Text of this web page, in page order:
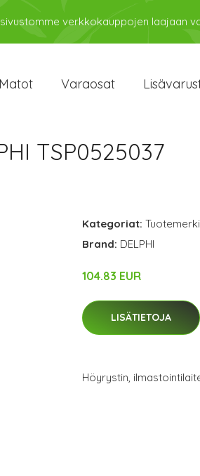
verkkokauppojen laajaan
Varaosat
TSP0525037
Kategoriat:
Brand: DELPHI
104.83 EUR
LISÄTIETOJA
Höyrystin,